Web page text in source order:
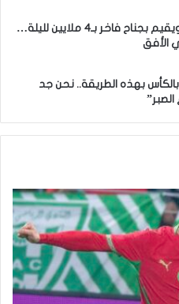
زياش يتقاضى 200 مليون شهريا ويقيم بجناح فاخر بـ4 ملايين لليلة…
الأفق
بهذه الطريقة.. نحن جد